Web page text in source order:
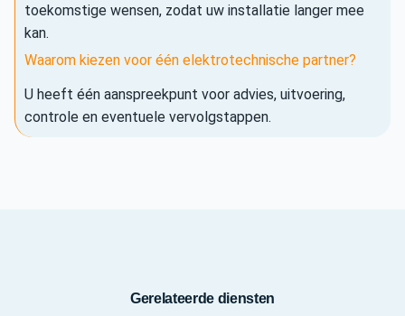
toekomstige wensen, zodat uw installatie langer mee
kan.
Waarom kiezen voor één elektrotechnische partner?
U heeft één aanspreekpunt voor advies, uitvoering,
controle en eventuele vervolgstappen.
Gerelateerde diensten